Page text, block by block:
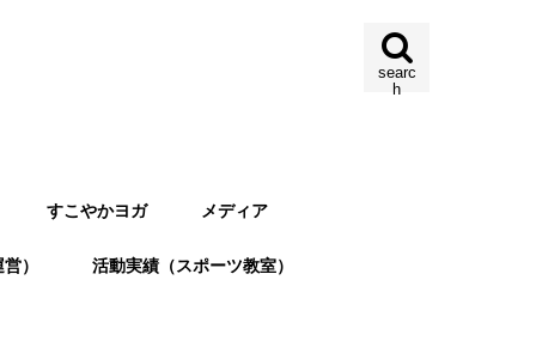
searc
h
すこやかヨガ メディア
） 活動実績（スポーツ教室）